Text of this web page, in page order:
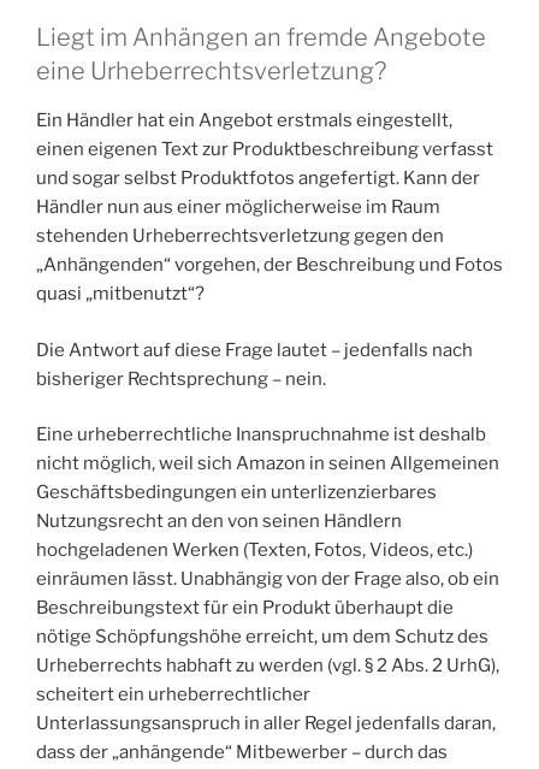
Liegt im Anhängen an fremde Angebote
eine Urheberrechtsverletzung?
Ein Händler hat ein Angebot erstmals eingestellt,
einen eigenen Text zur Produktbeschreibung verfasst
und sogar selbst Produktfotos angefertigt. Kann der
Händler nun aus einer möglicherweise im Raum
stehenden Urheberrechtsverletzung gegen den
„Anhängenden“ vorgehen, der Beschreibung und Fotos
quasi „mitbenutzt“?
Die Antwort auf diese Frage lautet – jedenfalls nach
bisheriger Rechtsprechung – nein.
Eine urheberrechtliche Inanspruchnahme ist deshalb
nicht möglich, weil sich Amazon in seinen Allgemeinen
Geschäftsbedingungen ein unterlizenzierbares
Nutzungsrecht an den von seinen Händlern
hochgeladenen Werken (Texten, Fotos, Videos, etc.)
einräumen lässt. Unabhängig von der Frage also, ob ein
Beschreibungstext für ein Produkt überhaupt die
nötige Schöpfungshöhe erreicht, um dem Schutz des
Urheberrechts habhaft zu werden (vgl. § 2 Abs. 2 UrhG),
scheitert ein urheberrechtlicher
Unterlassungsanspruch in aller Regel jedenfalls daran,
dass der „anhängende“ Mitbewerber – durch das